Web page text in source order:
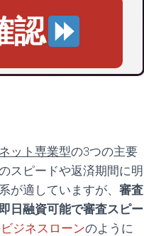
認
ネット専業型の3つの主要
スピードや返済期間に明
が適していますが、 審査
即日融資可能で審査スピー
ジネスローンのように